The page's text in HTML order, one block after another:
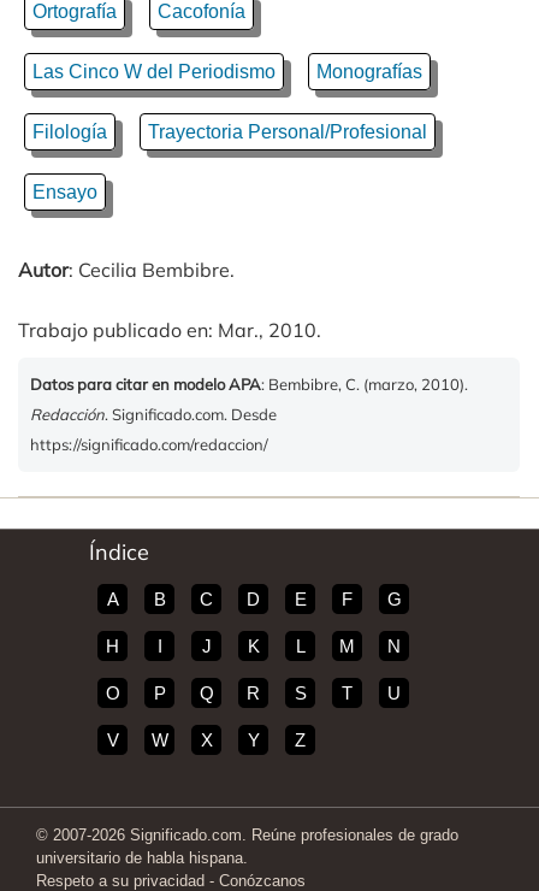
Ortografía Cacofonía
Las Cinco W del Periodismo Monografías
Filología Trayectoria Personal/Profesional
Ensayo
Autor: Cecilia Bembibre.
Trabajo publicado en: Mar., 2010.
Datos para citar en modelo APA: Bembibre, C. (marzo, 2010).
Redacción. Significado.com. Desde
https://significado.com/redaccion/
Índice
A B C D E F G
H I J K L M N
O P Q R S T U
V W X Y Z
© 2007-2026 Significado.com. Reúne profesionales de grado
universitario de habla hispana.
Respeto a su privacidad - Conózcanos